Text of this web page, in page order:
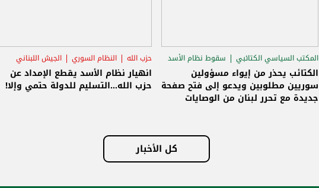
المكتب السياسي الكتائبي
سقوط نظام الأسد
الاستحقاق الرئاسي
الكتائب يحذر من إيواء مسؤولين
سوريين مطلوبين ويدعو إلى فتح صفحة
جديدة مع تحرر لبنان من الوصايات
حزب الله النظام السوري الجيش اللبناني
انهيار نظام الأسد يقطع الإمداد عن
حزب الله...التسليم للدولة حتمي وإلا!
كل الأخبار